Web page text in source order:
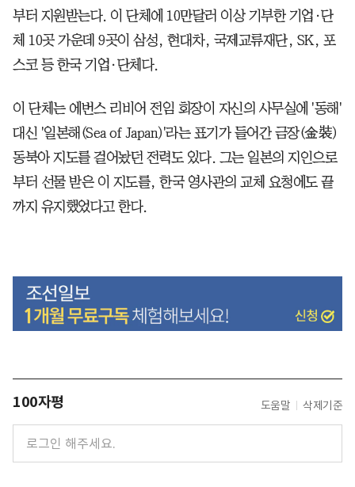
부터 지원받는다. 이 단체에 10만달러 이상 기부한 기업·단
체 10곳 가운데 9곳이 삼성, 현대차, 국제교류재단, SK, 포
스코 등 한국 기업·단체다.
이 단체는 에번스 리비어 전임 회장이 자신의 사무실에 '동해'
대신 '일본해(Sea of Japan)'라는 표기가 들어간 금장(金裝)
동북아 지도를 걸어놨던 전력도 있다. 그는 일본의 지인으로
부터 선물 받은 이 지도를, 한국 영사관의 교체 요청에도 끝
까지 유지했었다고 한다.
100자평 도움말 삭제기준